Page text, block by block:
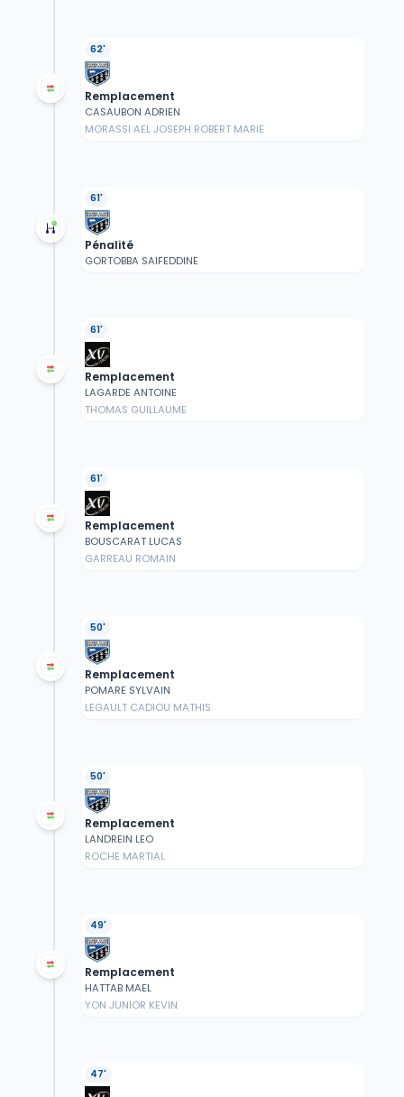
62'
Remplacement
CASAUBON ADRIEN
MORASSI AEL JOSEPH ROBERT MARIE
61'
Pénalité
GORTOBBA SAIFEDDINE
61'
Remplacement
LAGARDE ANTOINE
THOMAS GUILLAUME
61'
Remplacement
BOUSCARAT LUCAS
GARREAU ROMAIN
50'
Remplacement
POMARE SYLVAIN
LEGAULT CADIOU MATHIS
50'
Remplacement
LANDREIN LEO
ROCHE MARTIAL
49'
Remplacement
HATTAB MAEL
YON JUNIOR KEVIN
47'